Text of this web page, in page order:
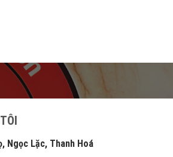
Lặc, Thanh Hoá